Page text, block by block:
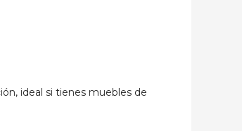
ideal si tienes muebles de